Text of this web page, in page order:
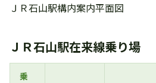
ＪＲ石山駅構内案内平面図
ＪＲ石山駅在来線乗り場
乗